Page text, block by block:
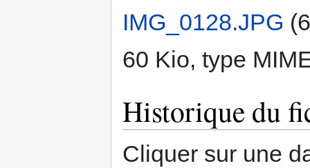
IMG_0128.JPG
60 Kio, type
Historique du
Cliquer sur une